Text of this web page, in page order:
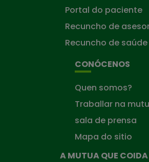
Portal do paciente
Recuncho de
Recuncho de saúde
CONÓCENOS
Quen somos?
Traballar na
sala de prensa
Mapa do sitio
A MUTUA QUE COIDA